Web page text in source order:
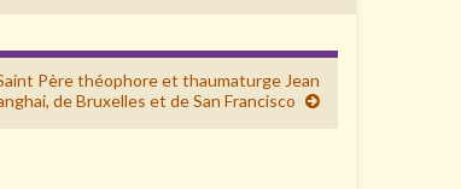
Père théophore et thaumaturge Jean
de Bruxelles et de San Francisco